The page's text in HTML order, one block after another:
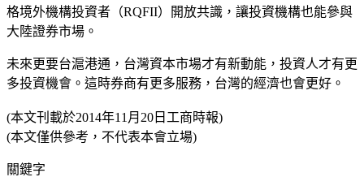
格境外機構投資者（RQFII）開放共識，讓投資機構也能參與
大陸證券市場。
未來更要台滬港通，台灣資本市場才有新動能，投資人才有更
多投資機會。這時券商有更多服務，台灣的經濟也會更好。
(本文刊載於2014年11月20日工商時報)
(本文僅供參考，不代表本會立場)
關鍵字